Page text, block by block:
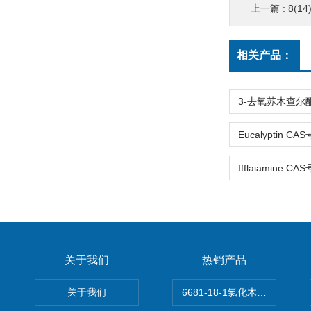
上一篇 :
相关产品：
关于我们
关于我们
热销产品
6681-18-1氯化木兰花碱